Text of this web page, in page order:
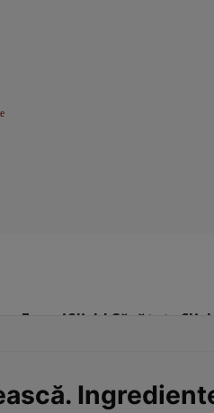
FemeiClick! Sănătate